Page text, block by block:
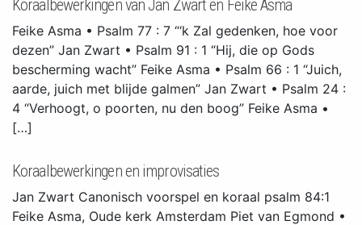
Koraalbewerkingen van Jan Zwart en Feike Asma
Feike Asma • Psalm 77 : 7 “‘k Zal gedenken, hoe voor
dezen” Jan Zwart • Psalm 91 : 1 “Hij, die op Gods
bescherming wacht” Feike Asma • Psalm 66 : 1 “Juich,
aarde, juich met blijde galmen” Jan Zwart • Psalm 24 :
4 “Verhoogt, o poorten, nu den boog” Feike Asma •
[…]
Koraalbewerkingen en improvisaties
Jan Zwart Canonisch voorspel en koraal psalm 84:1
Feike Asma, Oude kerk Amsterdam Piet van Egmond •